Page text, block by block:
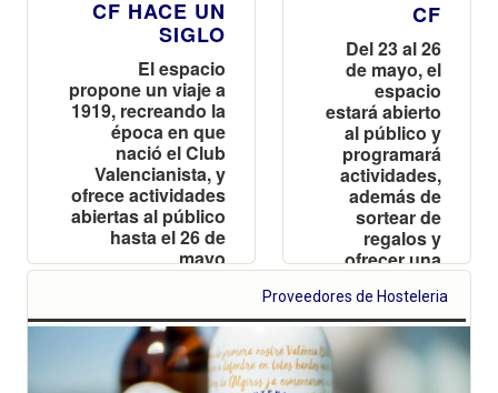
CF HACE UN
SIGLO
El espacio
propone un viaje a
1919, recreando la
época en que
nació el Club
Valencianista, y
ofrece actividades
abiertas al público
hasta el 26 de
mayo
CF
Del 23 al 26
de mayo, el
espacio
estará abierto
al público y
programará
actividades,
además de
sortear de
regalos y
ofrecer una
especial del
partido del
sábado
Proveedores de Hosteleria